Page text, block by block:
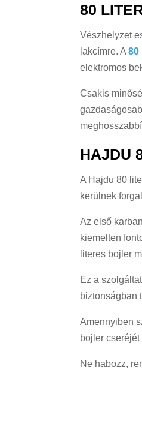
80
Vészhelyzet
lakcímre. A80
elektromos
Csakis
HAJDU
A Hajdu 80
kerülnek
Az első
kiemelten
literes bojler
Ez a
biztonságban
Amennyiben
bojler
Ne habozz,